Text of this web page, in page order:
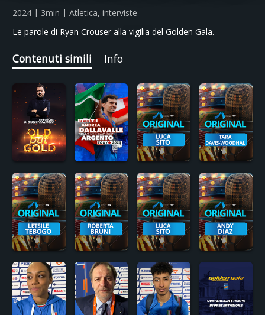
2024 | 3min | Atletica, interviste
Le parole di Ryan Crouser alla vigilia del Golden Gala.
Contenuti simili Info